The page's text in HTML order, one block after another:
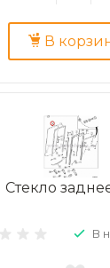
В
Стекло
В